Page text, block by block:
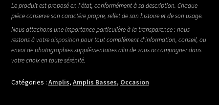
Le produit est proposé en l’état, conformément à sa description. Chaque
pièce conserve son caractère propre, reflet de son histoire et de son usage.
Nous attachons une importance particulière à la transparence : nous
restons à votredisposition pour tout complément d’information, conseil, ou
envoi de photographies supplémentaires afin de vous accompagner dans
votre choix en toute sérénité.
Catégories : Amplis, Amplis Basses, Occasion